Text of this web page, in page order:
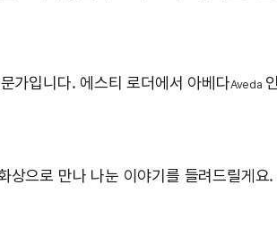
가입니다. 에스티 로더에서 아베다Aveda
상으로 만나 나눈 이야기를 들려드릴게요.